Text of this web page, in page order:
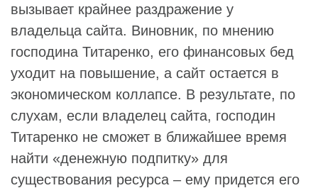
вызывает крайнее раздражение у
владельца сайта. Виновник, по мнению
господина Титаренко, его финансовых бед
уходит на повышение, а сайт остается в
экономическом коллапсе. В результате, по
слухам, если владелец сайта, господин
Титаренко не сможет в ближайшее время
найти «денежную подпитку» для
существования ресурса – ему придется его